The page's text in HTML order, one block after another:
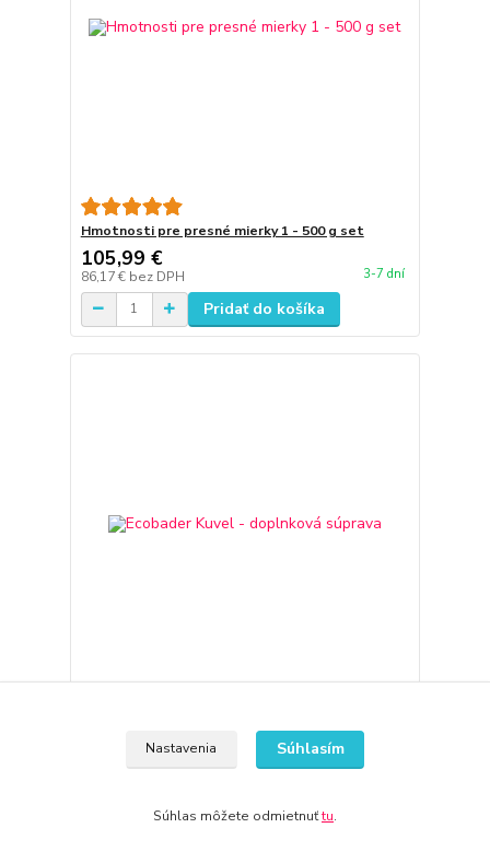
Hmotnosti pre presné mierky 1 - 500 g set
105,99 €
86,17 € bez DPH 3-7 dní
Pridať do košíka
Ecobader Kuvel - doplnková súprava
111,17 €
90,38 €bez DPH 3-7 dní
Pridať do košíka
Nastavenia Súhlasím
Súhlas môžete odmietnuťtu.